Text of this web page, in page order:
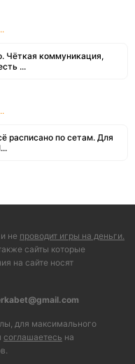
Чёткая коммуникация,
...
расписано по сетам. Для
не проводит игры на деньги.
сайты которые
на сайте носят
для максимального
соглашаетесь на